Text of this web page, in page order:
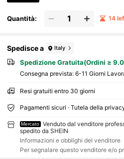
Quantità: 14
Spedisce a Italy
Spedizione Gratuita(Ordini ≥
Consegna prevista: 6-11 Giorni
Resi gratuiti entro 30 giorni
Pagamenti sicuri · Tutela della
Mercato
Venduto dal venditore
spedito da SHEIN
Informazioni e obblighi del venditore
Per segnalare questo venditore e/o